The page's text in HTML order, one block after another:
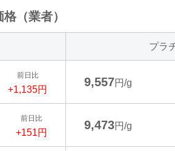
（業者）
プラ
前日比
+1,135円
9,557円/g
前日比
+151円
9,473円/g